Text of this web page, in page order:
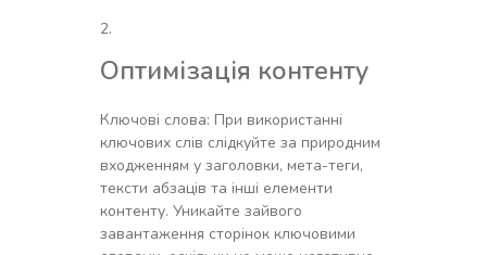
Оптимізація контенту
Ключові слова: При використанні
ключових слів слідкуйте за природним
входженням у заголовки, мета-теги,
тексти абзаців та інші елементи
контенту. Уникайте зайвого
завантаження сторінок ключовими